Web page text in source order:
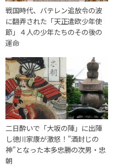
戦国時代、バテレン追放令の波
に翻弄された「天正遣欧少年使
節」４人の少年たちのその後の
運命
二日酔いで「大坂の陣」に出陣
し徳川家康が激怒！”酒封じの
神”となった本多忠勝の次男・忠
朝